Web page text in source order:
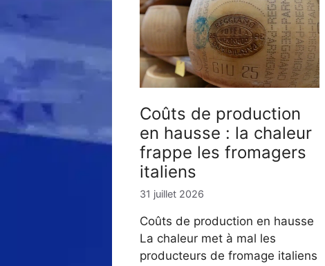
Coûts de production
en hausse : la chaleur
frappe les fromagers
italiens
31 juillet 2026
Coûts de production en hausse
La chaleur met à mal les
producteurs de fromage italiens